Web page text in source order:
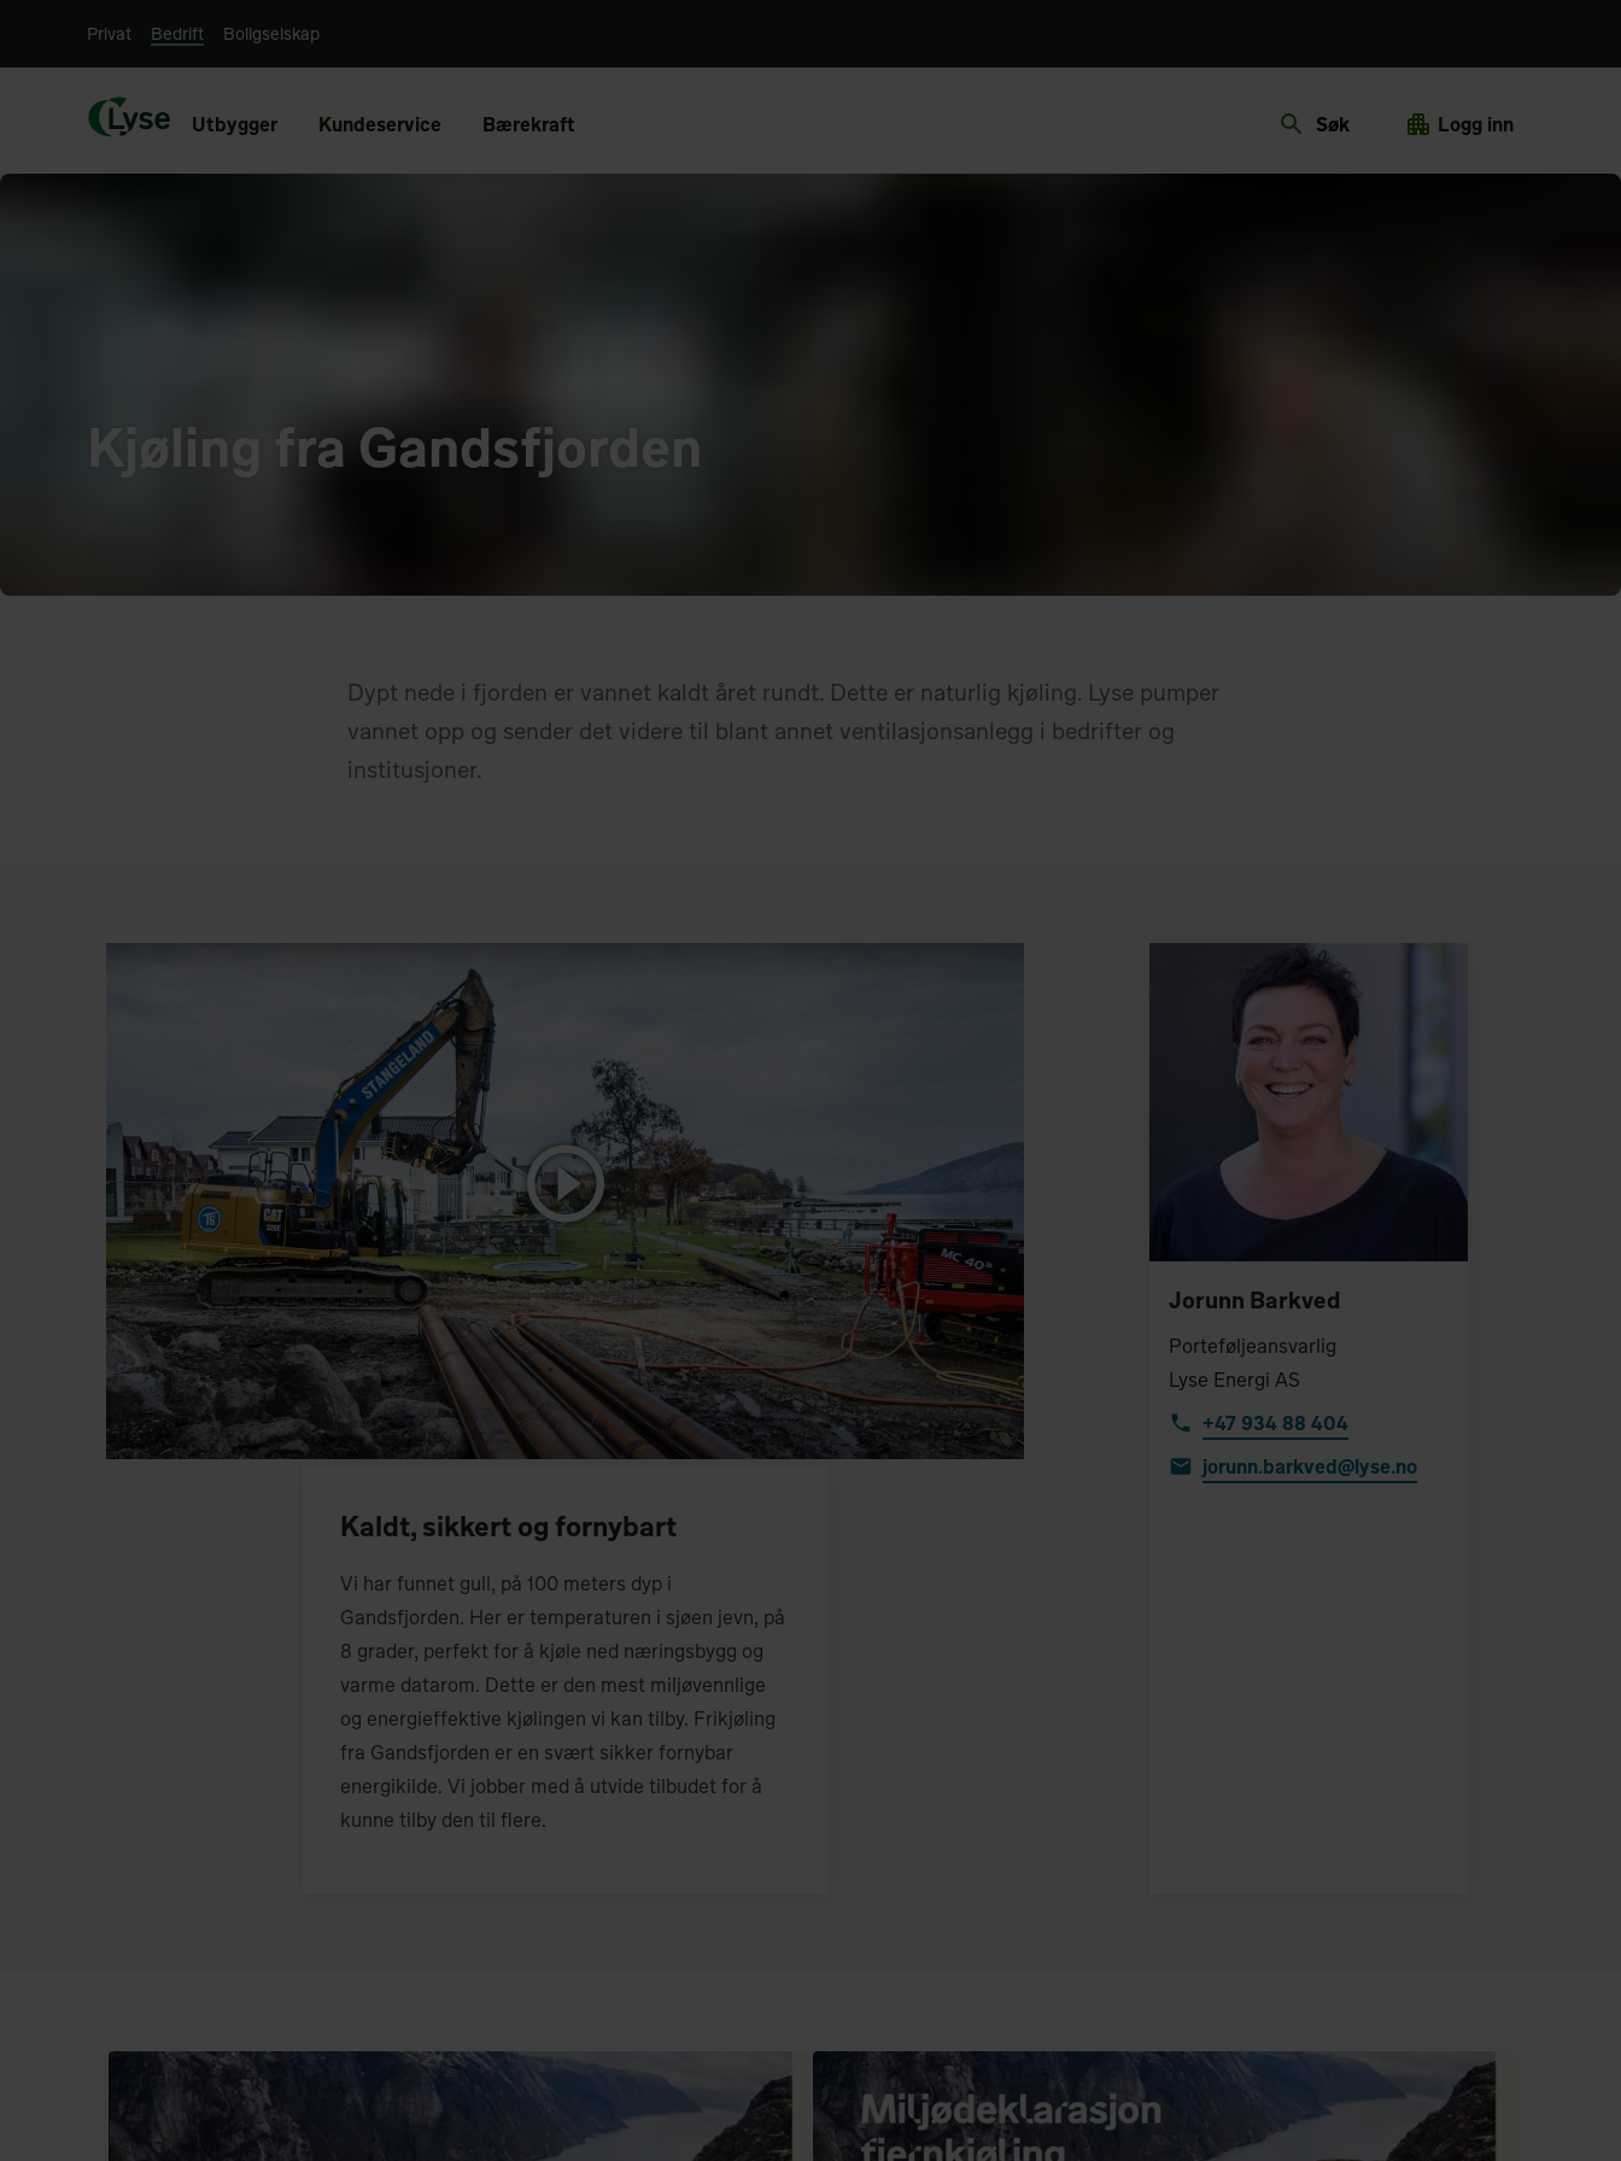
Privat Bedrift Boligselskap
Utbygger Kundeservice Bærekraft Søk Logg inn
Kjøling fra Gandsfjorden
Dypt nede i fjorden er vannet kaldt året rundt. Dette er naturlig kjøling. Lyse pumper
vannet opp og sender det videre til blant annet ventilasjonsanlegg i bedrifter og
institusjoner.
Kaldt, sikkert og fornybart
Vi har funnet gull, på 100 meters dyp i
Gandsfjorden. Her er temperaturen i sjøen jevn, på
8 grader, perfekt for å kjøle ned næringsbygg og
varme datarom. Dette er den mest miljøvennlige
og energieffektive kjølingen vi kan tilby. Frikjøling
fra Gandsfjorden er en svært sikker fornybar
energikilde. Vi jobber med å utvide tilbudet for å
kunne tilby den til flere.
Jorunn Barkved
Porteføljeansvarlig
Lyse Energi AS
+47 934 88 404
jorunn.barkved@lyse.no